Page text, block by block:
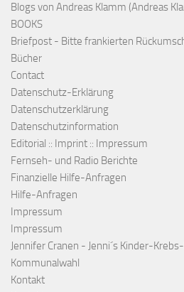
Blogs von Andreas Klamm (Andreas
BOOKS
Briefpost - Bitte frankierten
Bücher
Contact
Datenschutz-Erklärung
Datenschutzerklärung
Datenschutzinformation
Editorial :: Imprint :: Impressum
Fernseh- und Radio Berichte
Finanzielle Hilfe-Anfragen
Hilfe-Anfragen
Impressum
Impressum
Jennifer Cranen - Jenni´s Kinder-
Kommunalwahl
Kontakt